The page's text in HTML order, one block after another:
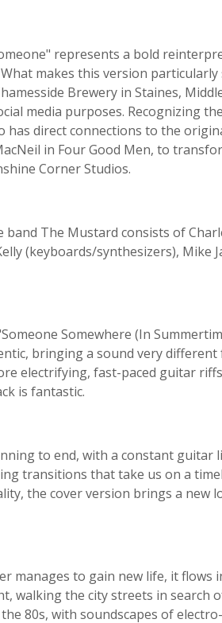
represents a bold
makes this version
Brewery in Staines,
media purposes. Recognizing
has direct connections to the
in Four Good Men, to
Corner Studios.
The Mustard consists of
(keyboards/synthesizers), Mike
Somewhere (In
bringing a sound very
electrifying, fast-paced guitar
is fantastic.
to end, with a constant guitar
transitions that take us on a
the cover version brings a new
manages to gain new life, it flows
walking the city streets in search
80s, with soundscapes of